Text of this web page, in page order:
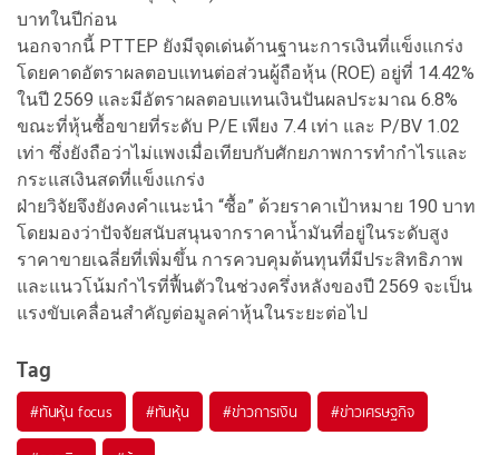
บาทในปีก่อน
นอกจากนี้ PTTEP ยังมีจุดเด่นด้านฐานะการเงินที่แข็งแกร่ง
โดยคาดอัตราผลตอบแทนต่อส่วนผู้ถือหุ้น (ROE) อยู่ที่ 14.42%
ในปี 2569 และมีอัตราผลตอบแทนเงินปันผลประมาณ 6.8%
ขณะที่หุ้นซื้อขายที่ระดับ P/E เพียง 7.4 เท่า และ P/BV 1.02
เท่า ซึ่งยังถือว่าไม่แพงเมื่อเทียบกับศักยภาพการทำกำไรและ
กระแสเงินสดที่แข็งแกร่ง
ฝ่ายวิจัยจึงยังคงคำแนะนำ “ซื้อ” ด้วยราคาเป้าหมาย 190 บาท
โดยมองว่าปัจจัยสนับสนุนจากราคาน้ำมันที่อยู่ในระดับสูง
ราคาขายเฉลี่ยที่เพิ่มขึ้น การควบคุมต้นทุนที่มีประสิทธิภาพ
และแนวโน้มกำไรที่ฟื้นตัวในช่วงครึ่งหลังของปี 2569 จะเป็น
แรงขับเคลื่อนสำคัญต่อมูลค่าหุ้นในระยะต่อไป
Tag
#ทันหุ้น focus #ทันหุ้น #ข่าวการเงิน #ข่าวเศรษฐกิจ